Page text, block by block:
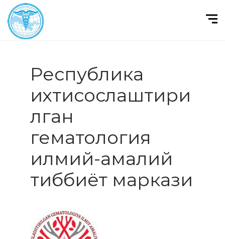
Республика
ихтисослаштири
лган
гематология
илмий-амалий
тиббиёт маркази